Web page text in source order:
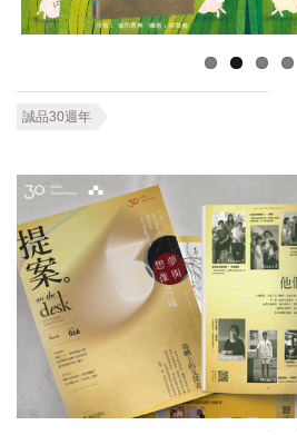
誠品30週年